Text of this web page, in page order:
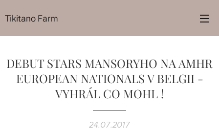
Tikitano Farm
DEBUT STARS MANSORYHO NA AMHR
EUROPEAN NATIONALS V BELGII -
VYHRÁL CO MOHL !
24.07.2017